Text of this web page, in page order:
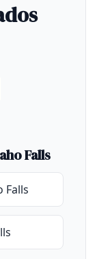
Falls
Falls